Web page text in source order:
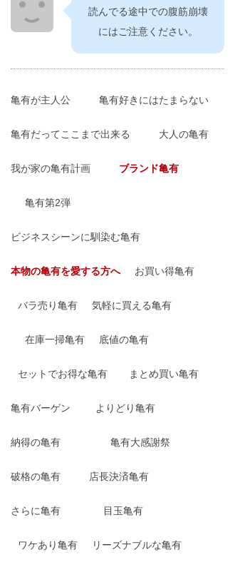
読んでる途中での腹筋崩壊
にはご注意ください。
亀有が主人公 亀有好きにはたまらない
亀有だってここまで出来る 大人の亀有
我が家の亀有計画 ブランド亀有
亀有第2弾
ビジネスシーンに馴染む亀有
本物の亀有を愛する方へ お買い得亀有
バラ売り亀有 気軽に買える亀有
在庫一掃亀有 底値の亀有
セットでお得な亀有 まとめ買い亀有
亀有バーゲン よりどり亀有
納得の亀有 亀有大感謝祭
破格の亀有 店長決済亀有
さらに亀有 目玉亀有
ワケあり亀有 リーズナブルな亀有